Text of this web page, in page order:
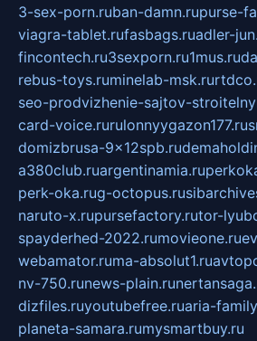
3-sex-porn.ruban-damn.rupurse-
viagra-tablet.rufasbags.ruadler-
fincontech.ru3sexporn.ru1mus.ru
rebus-toys.ruminelab-msk.ru
seo-prodvizhenie-sajtov-
card-voice.rurulonnyygazon177.ru
domizbrusa-9x12spb.ru
a380club.ruargentinamia.ru
perk-oka.rug-octopus.ru
naruto-x.rupursefactory.rutor-
spayderhed-2022.rumovieone.ru
webamator.ruma-absolut1.ru
nv-750.runews-plain.ru
dizfiles.ruyoutubefree.ruaria-
planeta-samara.rumysmartbuy.ru